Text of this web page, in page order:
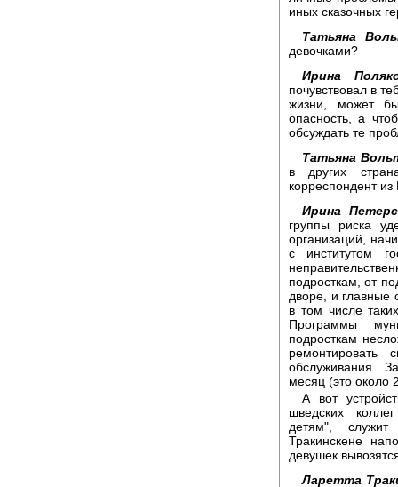
иных сказочных
Татьяна
девочками?
Ирина
почувствовал в
жизни, может
опасность, а
обсуждать те
Татьяна
в других
корреспондент
Ирина
группы риска
организаций,
с институтом
подросткам, от
дворе, и главные
в том числе
Программы
подросткам
ремонтировать
обслуживания.
месяц (это около
А вот
шведских
детям", служит
Тракинскене
девушек
Ларетта